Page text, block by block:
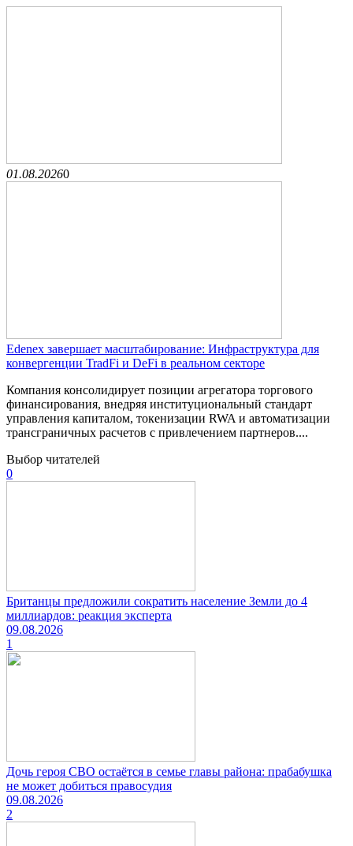
01.08.20260
Edenex завершает масштабирование: Инфраструктура для
конвергенции TradFi и DeFi в реальном секторе
Компания консолидирует позиции агрегатора торгового
финансирования, внедряя институциональный стандарт
управления капиталом, токенизации RWA и автоматизации
трансграничных расчетов с привлечением партнеров....
Выбор читателей
0
Британцы предложили сократить население Земли до 4
миллиардов: реакция эксперта
09.08.2026
1
Дочь героя СВО остаётся в семье главы района: прабабушка
не может добиться правосудия
09.08.2026
2